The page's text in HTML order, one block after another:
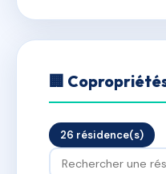
🏢
26 résidence(s)